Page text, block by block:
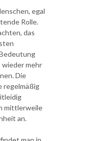
egal
Rolle.
das
wieder mehr
Die
regelmäßig
mittlerweile
an.